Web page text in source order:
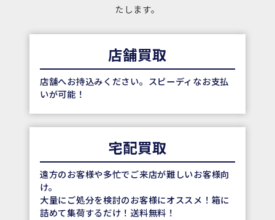
たします。
店舗買取
店舗へお持込みください。スピーディなお支払
いが可能！
宅配買取
遠方のお客様や多忙でご来店が難しいお客様向
け。
大量にご処分を検討のお客様にオススメ！箱に
詰めて集荷するだけ！送料無料！